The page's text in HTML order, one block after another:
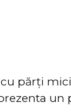
părți
un